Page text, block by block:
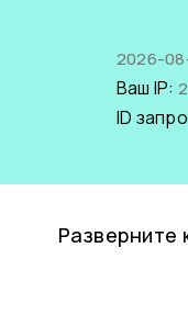
2026-
Ваш IP:
ID
Разверните